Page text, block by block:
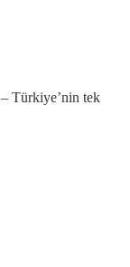
Türkiye’nin tek